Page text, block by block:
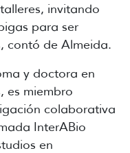
invitando
para ser
contó de Almeida.
y doctora en
es miembro
colaborativa
InterABio
en